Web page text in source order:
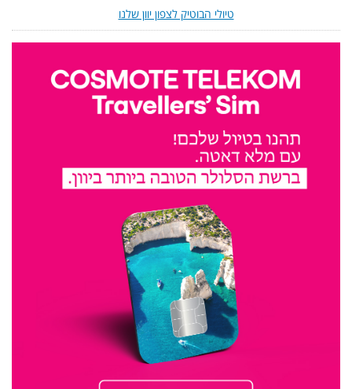
טיולי הבוטיק לצפון יוון שלנו